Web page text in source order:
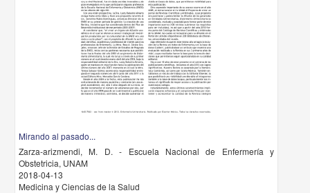
Mirando al pasado...
Zarza-arizmendi, M. D. - Escuela Nacional de Enfermería y
Obstetricia, UNAM
2018-04-13
Medicina y Ciencias de la Salud